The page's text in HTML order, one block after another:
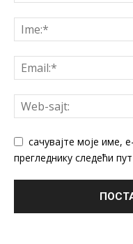
сачувајте моје име,
прегледнику следећи